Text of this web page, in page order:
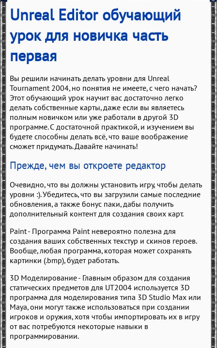
Unreal Editor обучающий
урок для новичка часть
первая
Вы решили начинать делать уровни для Unreal
Tournament 2004, но понятия не имеете, с чего начать?
Этот обучающий урок научит вас достаточно легко
делать собственные карты, даже если вы являетесь
полным новичком или уже работали в другой 3D
программе. С достаточной практикой, и изучением вы
будете способны делать всё, что ваше воображение
сможет придумать. Давайте начинать!
Прежде, чем вы откроете редактор
Очевидно, что вы должны установить игру, чтобы делать
уровни :). Убедитесь, что вы загрузили самые последние
обновления, а также бонус паки, дабы получить
дополнительный контент для создания своих карт.
Paint - Программа Paint невероятно полезна для
создания ваших собственных текстур и скинов героев.
Вообще, любая программа, которая может сохранять
картинки (.bmp), будет работать.
3D Моделирование - Главным образом для создания
статических предметов для UT2004 используется 3D
программа для моделирования типа 3D Studio Max или
Maya, они могут также использоваться при создании
игроков и оружия, хотя чтобы импортировать их в игру
от вас потребуются некоторые навыки в
программировании.